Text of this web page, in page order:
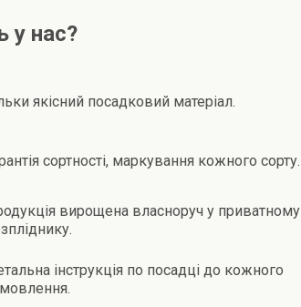
у нас?
якісний посадковий матеріал.
сортності, маркування кожного сорту.
вирощена власноруч у приватному
інструкція по посадці до кожного